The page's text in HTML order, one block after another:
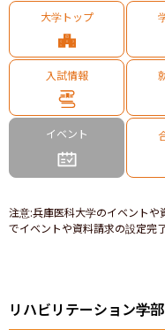
大学トップ
入試情報
イベント
注意:兵庫医科大学のイベントや
でイベントや資料請求の設定完
リハビリテーション学